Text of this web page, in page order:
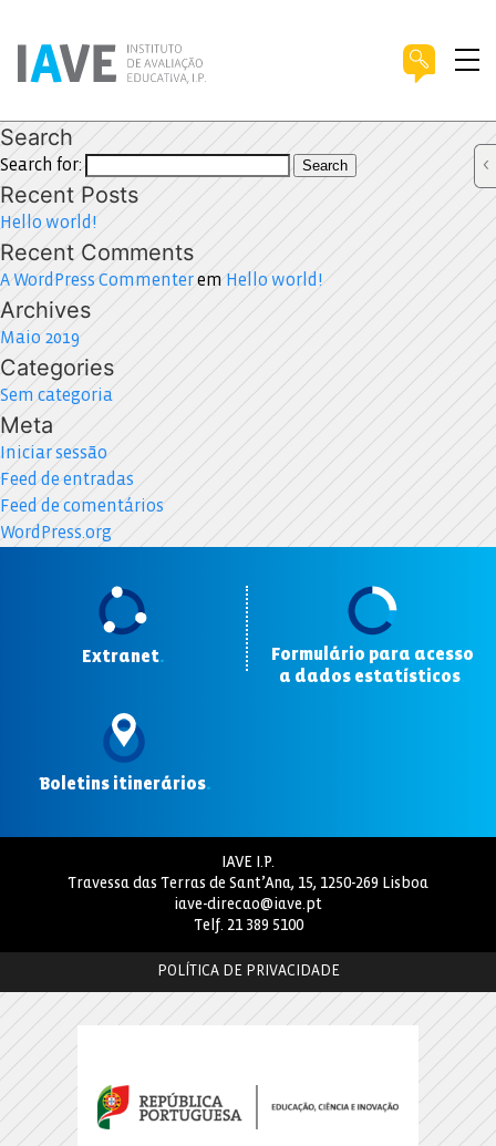
Search
Search for: Search
Recent Posts
Hello world!
Recent Comments
A WordPress Commenterem Hello world!
Archives
Maio 2019
Categories
Sem categoria
Meta
Iniciar sessão
Feed de entradas
Feed de comentários
WordPress.org
Extranet.
Formulário para acesso
a dados estatísticos
Boletins itinerários.
IAVE I.P.
Travessa das Terras de Sant’Ana, 15, 1250-269 Lisboa
iave-direcao@iave.pt
Telf. 21 389 5100
POLÍTICA DE PRIVACIDADE